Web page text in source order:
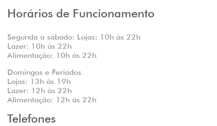
Horários de Funcionamento
Segunda a sábado: Lojas: 10h às 22h
Lazer: 10h às 22h
Alimentação: 10h às 22h
Domingos e Feriados
Lojas: 13h às 19h
Lazer: 12h às 22h
Alimentação: 12h às 22h
Telefones